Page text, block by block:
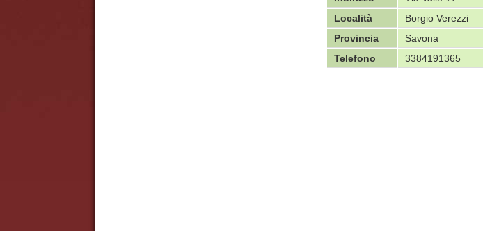
Località
Borgio Verezzi
Provincia
Savona
Telefono
3384191365